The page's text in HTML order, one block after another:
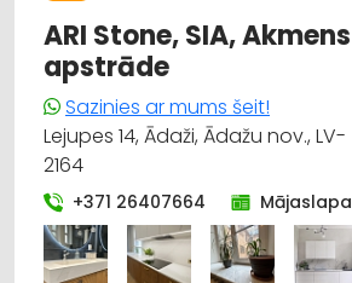
ARI Stone, SIA, Akmens
apstrāde
Sazinies ar mums šeit!
Lejupes 14, Ādaži, Ādažu nov., LV-
2164
+371 26407664 Mājaslapa